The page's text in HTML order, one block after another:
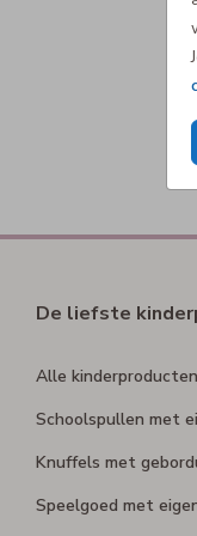
De liefste
Alle
Schoolspullen met
Knuffels met
Speelgoed met